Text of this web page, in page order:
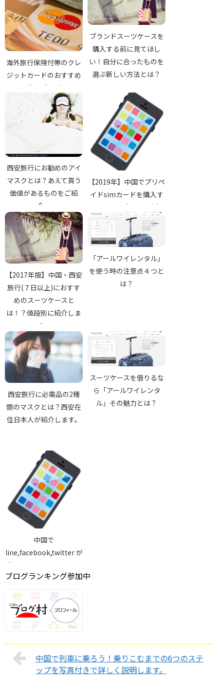
海外旅行保険付帯のクレ
ジットカードのおすすめ
は、断然エポスゴールド
カード！
ブランドスーツケースを
購入する前に見てほし
い！自分に合ったものを
選ぶ新しい方法とは？
西安旅行にお勧めのアイ
マスクとは？あえて買う
価値があるものをご紹
介。
【2019年】中国でプリペ
イドsimカードを購入す
る8ステップと必要書類
は？
【2017年版】中国・西安
旅行(７日以上)におすす
めのスーツケースと
は！？値段別に紹介しま
す。
「アールワイレンタル」
を使う時の注意点４つと
は？
西安旅行に必需品の2種
類のマスクとは？西安在
住日本人が紹介します。
スーツケースを借りるな
ら「アールワイレンタ
ル」その魅力とは？
中国で
line,facebook,twitter が
使えるsimカードとスマ
ホはこれ！
ブログランキング参加中
中国で列車に乗ろう！乗りこむまでの6つのステ
ップを写真付きで詳しく説明します。